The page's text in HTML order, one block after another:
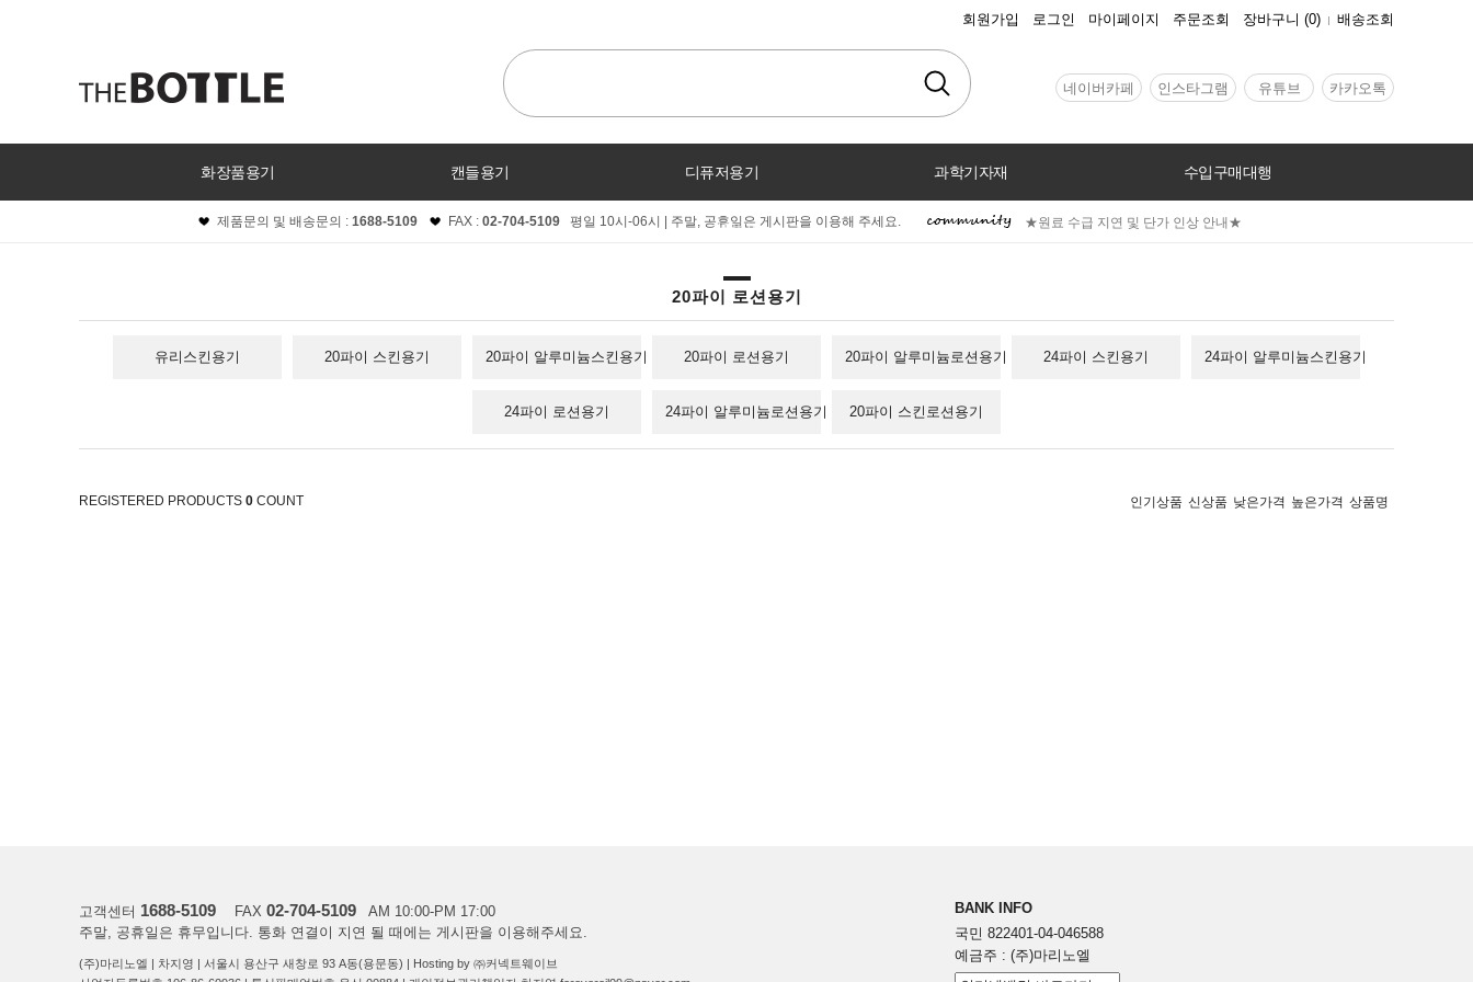
회원가입 로그인 마이페이지 주문조회 장바구니 (0) 배송조회
네이버카페 인스타그램 유튜브 카카오톡
화장품용기 캔들용기 디퓨저용기 과학기자재 수입구매대행
커뮤니티
제품문의 및 배송문의 : 1688-5109 FAX : 02-704-5109평일 10시-06시 | 주말, 공휴일은 게시판을 이용해 주세요. ★원료 수급 지연 및 단가 인상 안내★
20파이 로션용기
유리스킨용기 20파이 스킨용기 20파이 알루미늄스킨용기 20파이 로션용기 20파이 알루미늄로션용기 24파이 스킨용기 24파이 알루미늄스킨용기
24파이 로션용기 24파이 알루미늄로션용기 20파이 스킨로션용기
REGISTERED PRODUCTS 0 COUNT 인기상품 신상품 낮은가격 높은가격 상품명
고객센터 1688-5109 FAX 02-704-5109 AM 10:00-PM 17:00
주말, 공휴일은 휴무입니다. 통화 연결이 지연 될 때에는 게시판을 이용해주세요.
(주)마리노엘 | 차지영 | 서울시 용산구 새창로 93 A동(용문동) | Hosting by ㈜커넥트웨이브
BANK INFO
국민 822401-04-046588
예금주 : (주)마리노엘